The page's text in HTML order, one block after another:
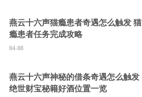
燕云十六声猫瘾患者奇遇怎么触发 猫
瘾患者任务完成攻略
04-08
燕云十六声神秘的借条奇遇怎么触发
绝世财宝秘籍好酒位置一览